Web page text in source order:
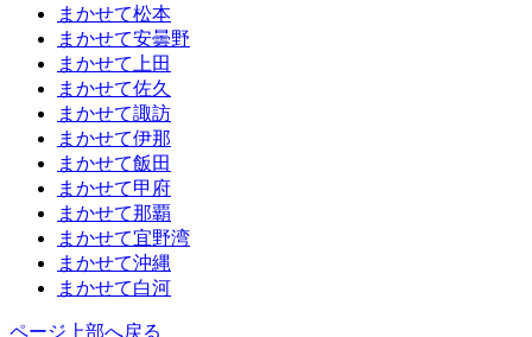
まかせて松本
まかせて安曇野
まかせて上田
まかせて佐久
まかせて諏訪
まかせて伊那
まかせて飯田
まかせて甲府
まかせて那覇
まかせて宜野湾
まかせて沖縄
まかせて白河
ページ上部へ戻る